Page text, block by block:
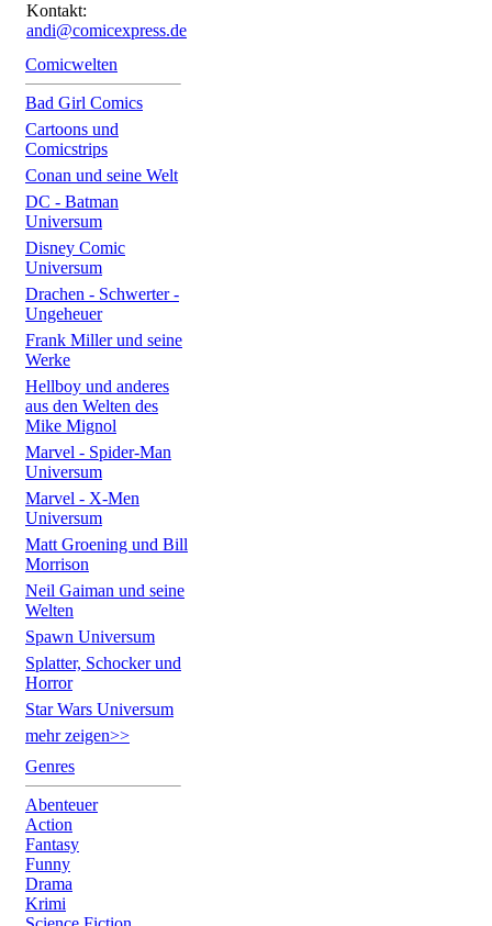
Kontakt:
andi@comicexpress.de
Comicwelten
Bad Girl Comics
Cartoons und
Comicstrips
Conan und seine Welt
DC - Batman
Universum
Disney Comic
Universum
Drachen - Schwerter -
Ungeheuer
Frank Miller und seine
Werke
Hellboy und anderes
aus den Welten des
Mike Mignol
Marvel - Spider-Man
Universum
Marvel - X-Men
Universum
Matt Groening und Bill
Morrison
Neil Gaiman und seine
Welten
Spawn Universum
Splatter, Schocker und
Horror
Star Wars Universum
mehr zeigen>>
Genres
Abenteuer
Action
Fantasy
Funny
Drama
Krimi